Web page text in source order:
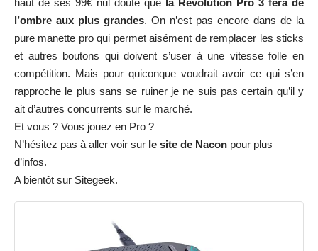
haut de ses 99€ nul doute que la Revolution Pro 3 fera de
l’ombre aux plus grandes. On n’est pas encore dans de la
pure manette pro qui permet aisément de remplacer les sticks
et autres boutons qui doivent s’user à une vitesse folle en
compétition. Mais pour quiconque voudrait avoir ce qui s’en
rapproche le plus sans se ruiner je ne suis pas certain qu’il y
ait d’autres concurrents sur le marché.
Et vous ? Vous jouez en Pro ?
N’hésitez pas à aller voir sur le site de Nacon pour plus
d’infos.
A bientôt sur Sitegeek.